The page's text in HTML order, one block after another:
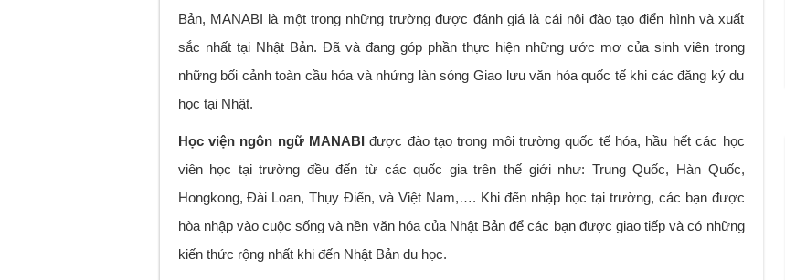
Bản, MANABI là một trong những trường được đánh giá là cái nôi đào tạo điển hình và xuất
sắc nhất tại Nhật Bản. Đã và đang góp phần thực hiện những ước mơ của sinh viên trong
những bối cảnh toàn cầu hóa và nhứng làn sóng Giao lưu văn hóa quốc tế khi các đăng ký du
học tại Nhật.
Học viện ngôn ngữ MANABIđược đào tạo trong môi trường quốc tế hóa, hầu hết các học
viên học tại trường đều đến từ các quốc gia trên thế giới như: Trung Quốc, Hàn Quốc,
Hongkong, Đài Loan, Thụy Điển, và Việt Nam,…. Khi đến nhập học tại trường, các bạn được
hòa nhập vào cuộc sống và nền văn hóa của Nhật Bản để các bạn được giao tiếp và có những
kiến thức rộng nhất khi đến Nhật Bản du học.